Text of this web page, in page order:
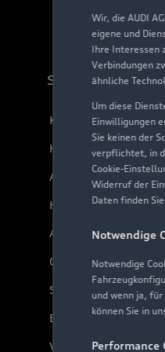
Wir, die AUDI
eigene und
Ihre Interessen
Verbindungen
ähnliche
Um diese
Einwilligungen
Sie keinen der
verpflichtet, in
Cookie-
Widerruf der
Daten finden
Notwendige
Notwendige
und wenn ja,
können Sie in
Performance
Support
Kundenservice
Händlersuche
Audi Code
Häufige Fragen (FAQ)
Audi Online
Online-
Servicekontakt
Bordbuch &
Verträge kündigen